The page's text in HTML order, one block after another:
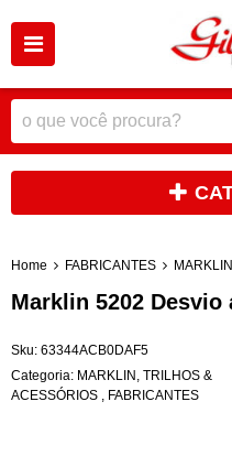
Home FABRICANTES MARKLIN
Marklin 5202 Desvio
Sku: 63344ACB0DAF5
Categoria: MARKLIN TRILHOS &
ACESSÓRIOS
FABRICANTES